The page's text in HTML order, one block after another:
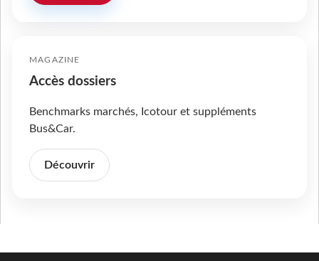
MAGAZINE
Accès dossiers
Benchmarks marchés, Icotour et suppléments
Bus&Car.
Découvrir